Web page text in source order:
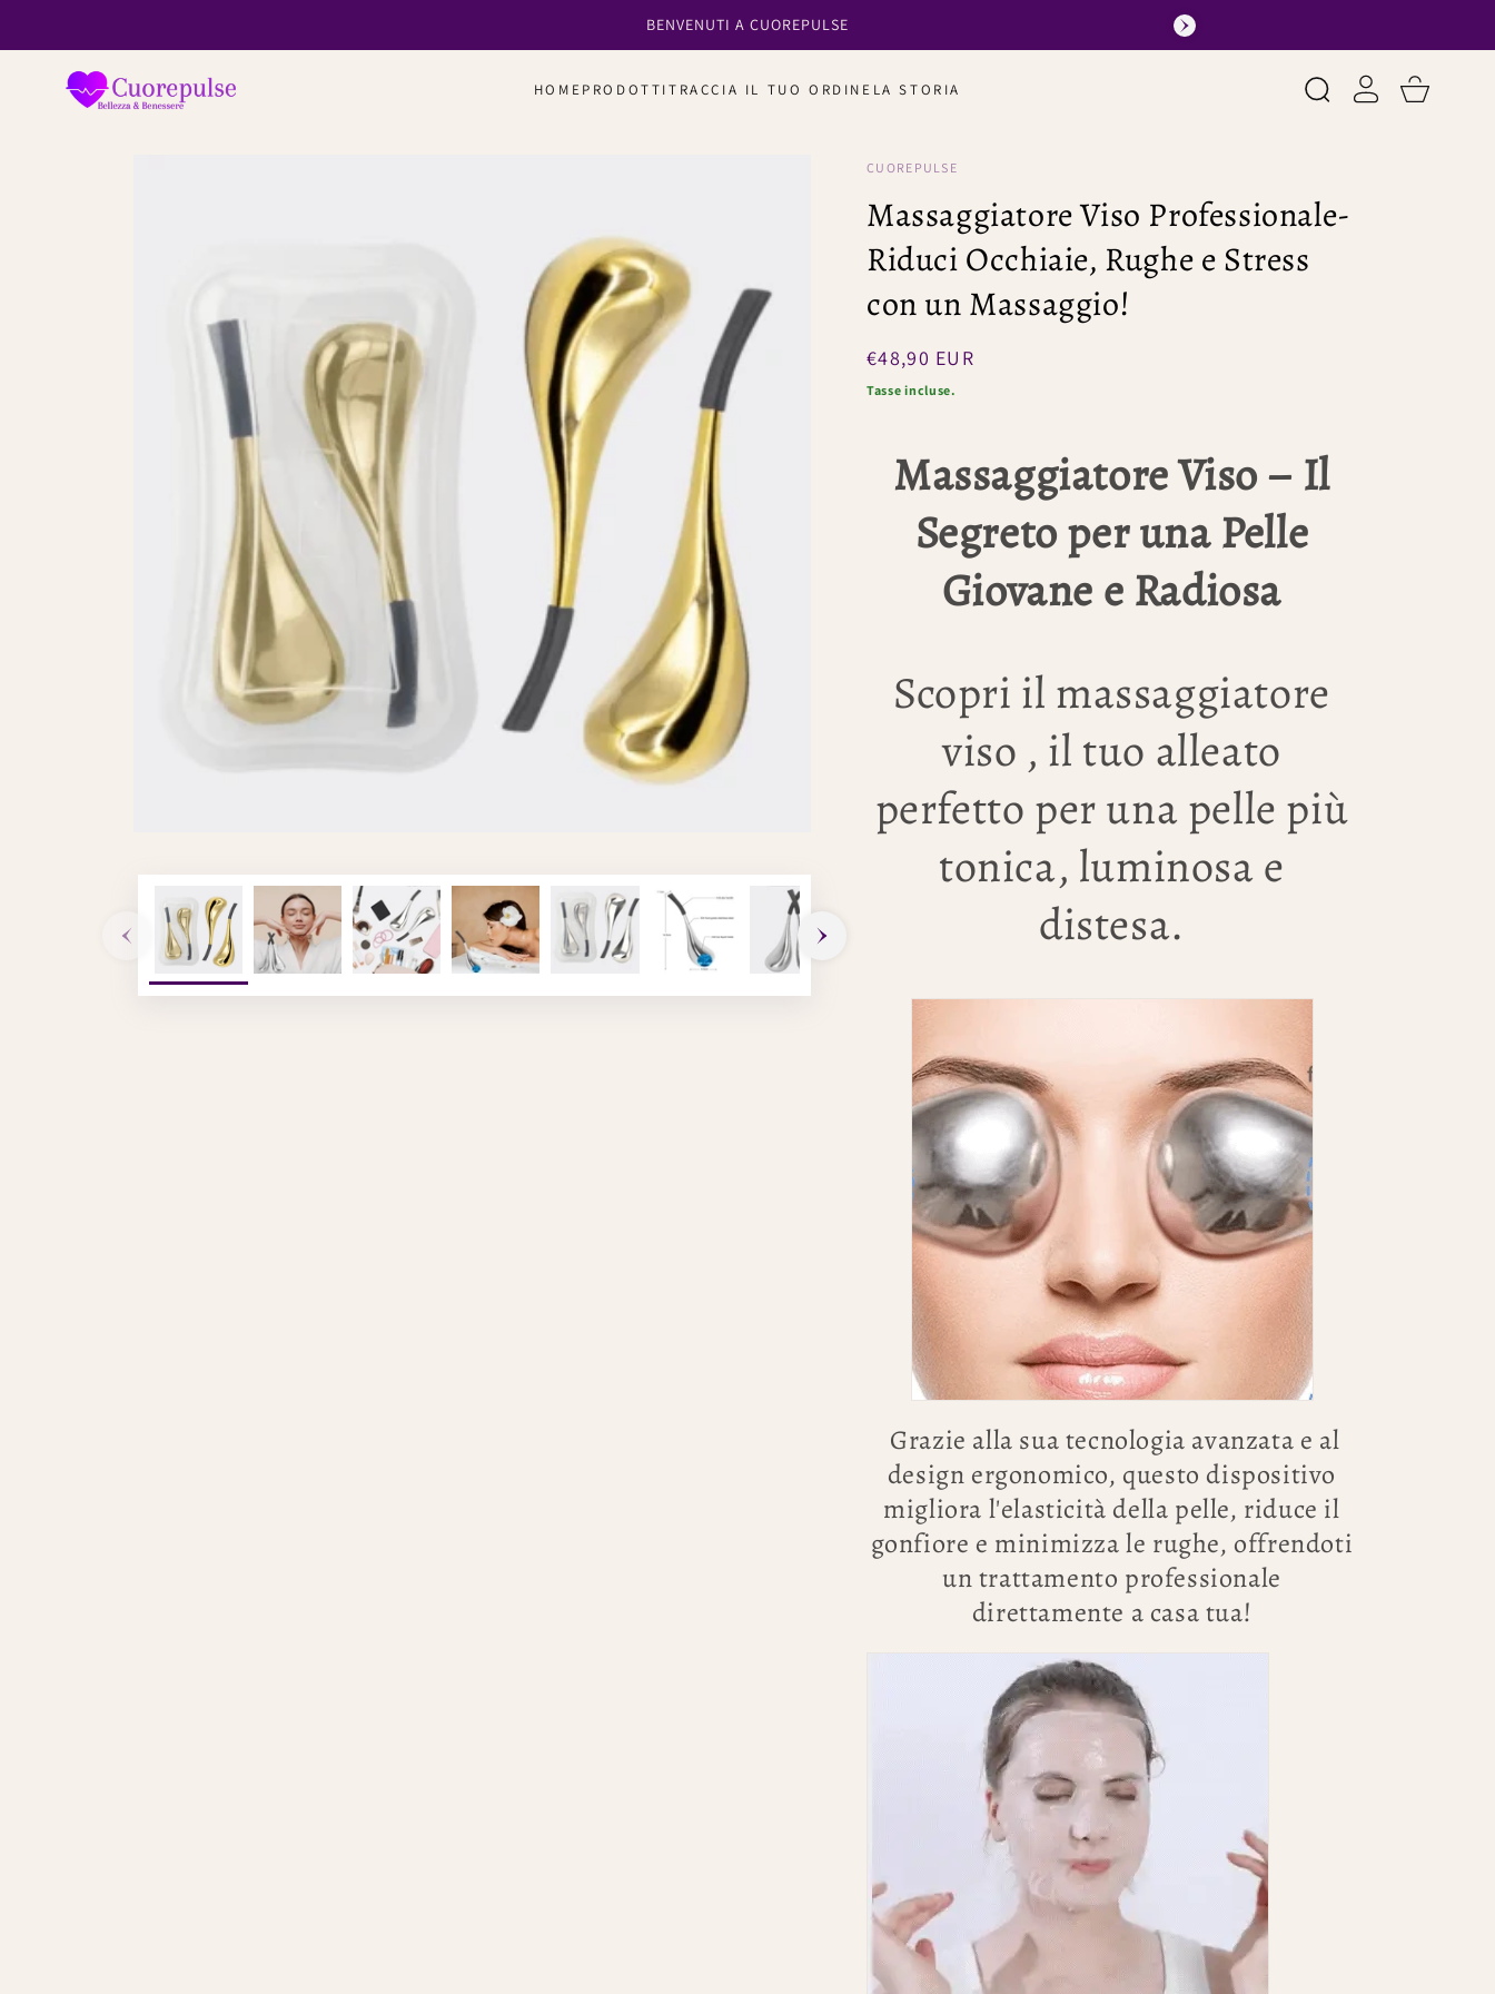
SCOPRI I PRODOTTI PENSATI A TE
HOMEPRODOTTITRACCIA IL TUO ORDINE LA STORIA Accedi Cart
CUOREPULSE
Massaggiatore Viso Professionale-
Riduci Occhiaie, Rughe e Stress
con un Massaggio!
Prezzo
regolare
€48,90 EUR
Tasse incluse.
Massaggiatore Viso – Il
Segreto per una Pelle
Giovane e Radiosa
Scopri il massaggiatore
viso , il tuo alleato
perfetto per una pelle più
tonica, luminosa e
distesa.
Grazie alla sua tecnologia avanzata e al
design ergonomico, questo dispositivo
migliora l'elasticità della pelle, riduce il
gonfiore e minimizza le rughe, offrendoti
un trattamento professionale
direttamente a casa tua!